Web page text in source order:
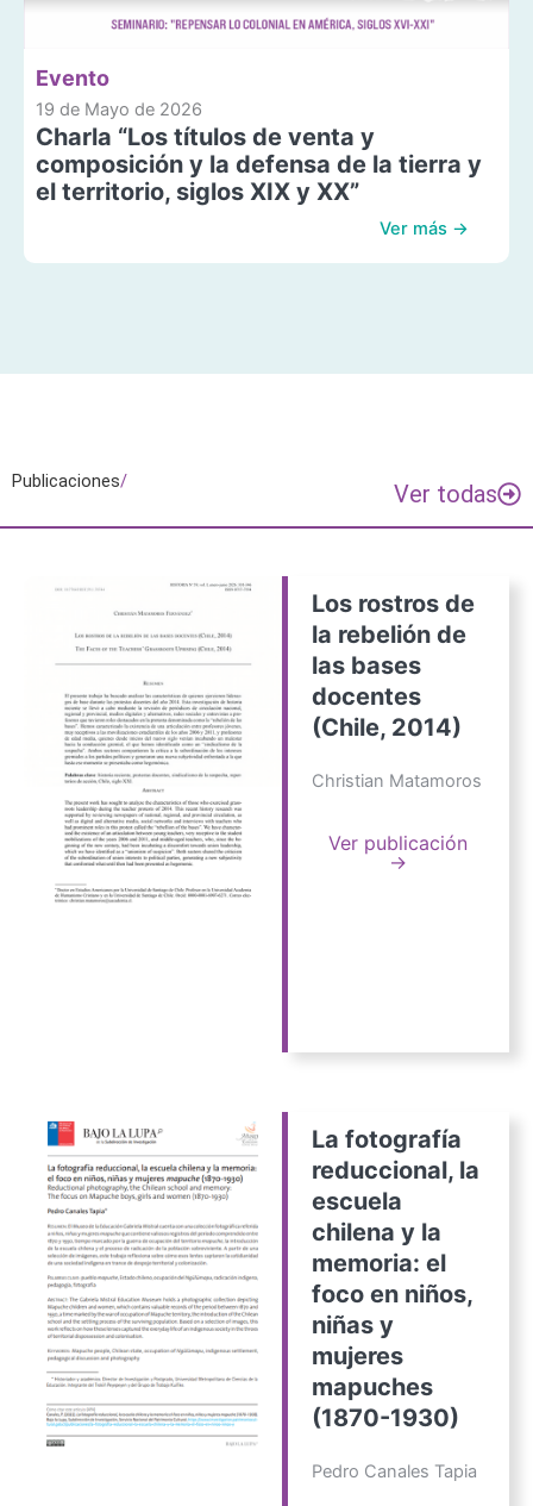
Evento
19 de Mayo de 2026
Charla “Los títulos de venta y
composición y la defensa de la tierra y
el territorio, siglos XIX y XX”
Ver más →
Publicaciones/ Ver todas
Los rostros de
la rebelión de
las bases
docentes
(Chile, 2014)
Christian Matamoros
Ver publicación
→
La fotografía
reduccional, la
escuela
chilena y la
memoria: el
foco en niños,
niñas y
mujeres
mapuches
(1870-1930)
Pedro Canales Tapia